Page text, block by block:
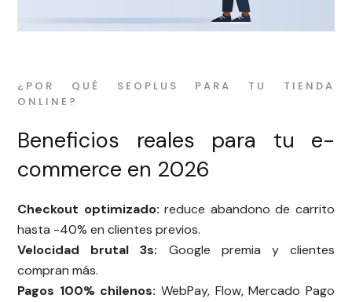
¿POR QUÉ SEOPLUS PARA TU TIENDA
ONLINE?
Beneficios reales para tu e-
commerce en 2026
Checkout optimizado: reduce abandono de carrito
hasta -40% en clientes previos.
Velocidad brutal 3s: Google premia y clientes
compran más.
Pagos 100% chilenos: WebPay, Flow, Mercado Pago